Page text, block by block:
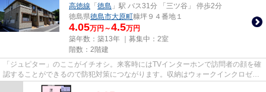
高徳線 「 徳島 」駅 バス31分 「三ツ谷」 停歩2分
徳島県徳島市大原町糠坪９４番地１
4.05万円～4.5万円
築年数：築13年 ｜募集中： 2室
階数：2階建
「ジュピター」のここがイチオシ。来客時にはTVインターホンで訪問者の顔を確
認することができるので防犯対策につながります。収納はウォークインクロゼッ
ト・床下収納などが備え付け...